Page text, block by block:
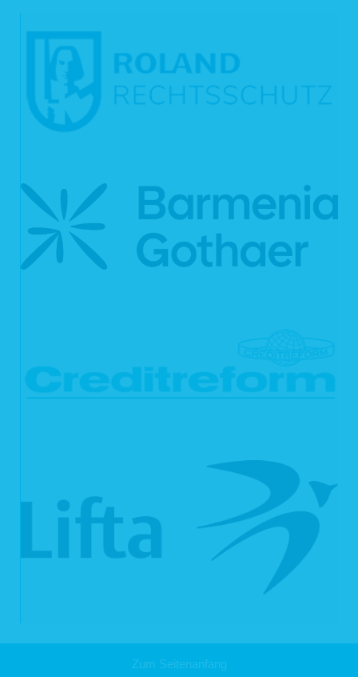
Zum Seitenanfang
Profiling (Art. 22 Abs. 1 und 4 DSGVO) und – zumindest in diesen Fällen
Tragweite und die angestrebten Auswirkungen einer derartigen
Verarbeitung für Sie.
Ihnen steht das Recht zu, Auskunft darüber zu verlangen, ob die Sie
betreffenden personenbezogenen Daten in ein Drittland oder an eine
internationale Organisation übermittelt werden. In diesem Zusammenhang
können Sie verlangen, über die geeigneten Garantien gem. Art. 46 DSGVO im
Sie haben gemäß Art. 16 DSGVO das Recht, von uns die Berichtigung und/oder
Vervollständigung Ihrer unrichtigen personenbezogenen Daten zu verlangen.
6.3 Recht auf Löschung
Sie können von uns gemäß Art. 17 DSGVO verlangen, dass Ihre
personenbezogenen Daten unverzüglich gelöscht werden. Wir sind verpflichtet,
Abs. 1 lit. a DSGVO oder Art. 9 Abs. 2 lit. a DSGVO stützen, und es fehlt
an einer anderweitigen Rechtsgrundlage für die Verarbeitung.
Sie legen gemäß Art. 21 Abs. 1 DSGVO Widerspruch gegen die
Verarbeitung ein und es liegen keine vorrangigen berechtigten Gründe
für die Verarbeitung vor, oder Sie legen gemäß Art. 21 Abs. 2 DSGVO
Widerspruch gegen die Verarbeitung ein.
Ihre personenbezogenen Daten wurden in Bezug auf angebotene
Dienste der Informationsgesellschaft gemäß Art. 8 Abs. 1 DSGVO
Haben wir Ihre personenbezogenen Daten öffentlich gemacht und sind wir
gemäß Art. 17 Abs. 1 DSGVO zu deren Löschung verpflichtet, so treffen wir
unter Berücksichtigung der verfügbaren Technologie und der
Implementierungskosten angemessene Maßnahmen, auch technischer Art, um
die für die Datenverarbeitung Verantwortlichen, die die personenbezogenen
Daten verarbeiten, darüber zu informieren, dass Sie als betroffene Person von
ihnen die Löschung aller Links zu Ihren personenbezogenen Daten oder von
zur Ausübung des Rechts auf freie Meinungsäußerung und Information;
zur Erfüllung einer rechtlichen Verpflichtung, der wir unterliegen, oder zur
Wahrnehmung einer Aufgabe, die im öffentlichen Interesse liegt oder in